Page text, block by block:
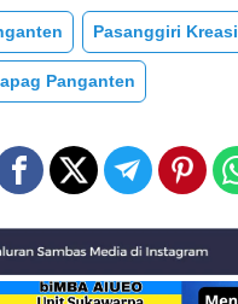
Pasanggiri Kreasi
Panganten